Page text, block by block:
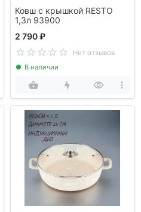
Ковш с крышкой RESTO
1,3л 93900
2 790 ₽
Нет отзывов
В наличии